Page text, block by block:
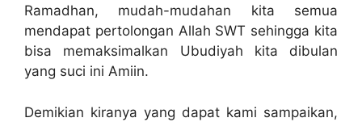
Ramadhan, mudah-mudahan kita semua
mendapat pertolongan Allah SWT sehingga kita
bisa memaksimalkan Ubudiyah kita dibulan
yang suci ini Amiin.
Demikian kiranya yang dapat kami sampaikan,